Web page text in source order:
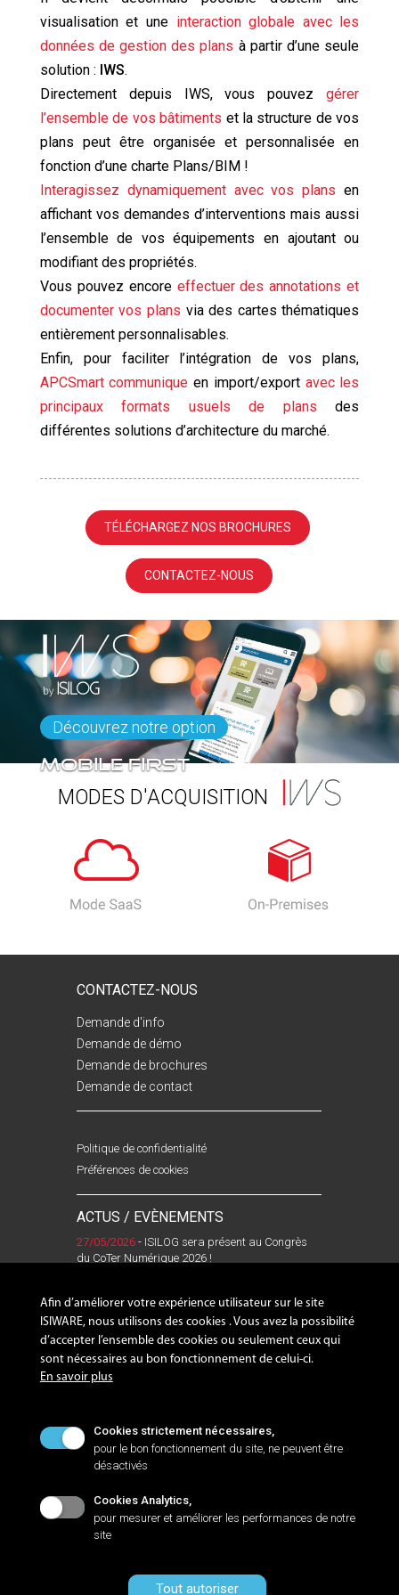
visualisation et une interaction globale avec les
données de gestion des plans à partir d’une seule
solution : IWS.
Directement depuis IWS, vous pouvezgérer
l’ensemble de vos bâtiments et la structure de vos
plans peut être organisée et personnalisée en
fonction d’une charte Plans/BIM !
Interagissez dynamiquement avec vos plans en
affichant vos demandes d’interventions mais aussi
l’ensemble de vos équipements en ajoutant ou
modifiant des propriétés.
Vous pouvez encore effectuer des annotations et
documenter vos plans via des cartes thématiques
entièrement personnalisables.
Enfin, pour faciliter l’intégration de vos plans,
APCSmart communique en import/export avec les
principaux formats usuels de plans des
différentes solutions d’architecture du marché.
TÉLÉCHARGEZ NOS BROCHURES
CONTACTEZ-NOUS
Découvrez notre option
Mobile First
MODES D'ACQUISITION
CONTACTEZ-NOUS
Demande d'info
Demande de démo
Demande de brochures
Demande de contact
Politique de confidentialité
Préférences de cookies
ACTUS / EVÈNEMENTS
27/05/2026 - ISILOG sera présent au Congrès
du CoTer Numérique 2026 !
SUIVEZ-NOUS !
Zac de la LORIE, 8 rue Sacco et Vanzetti
44813 SAINT-HERBLAIN Cedex
Afin d’améliorer votre expérience utilisateur sur le site
ISIWARE, nous utilisons des cookies . Vous avez la possibilité
d’accepter l’ensemble des cookies ou seulement ceux qui
sont nécessaires au bon fonctionnement de celui-ci.
En savoir plus
Cookies strictement nécessaires,
pour le bon fonctionnement du site, ne peuvent être
désactivés
Cookies Analytics,
pour mesurer et améliorer les performances de notre
site
Tout autoriser